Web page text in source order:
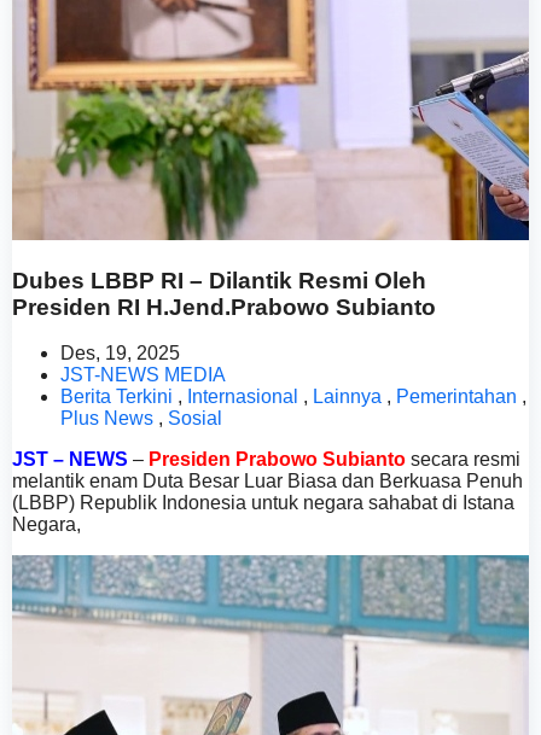
Dubes LBBP RI – Dilantik Resmi Oleh
Presiden RI H.Jend.Prabowo Subianto
Des, 19, 2025
JST-NEWS MEDIA
Berita Terkini , Internasional , Lainnya , Pemerintahan ,
Plus News , Sosial
JST – NEWS – Presiden Prabowo Subianto secara resmi
melantik enam Duta Besar Luar Biasa dan Berkuasa Penuh
(LBBP) Republik Indonesia untuk negara sahabat di Istana
Negara,